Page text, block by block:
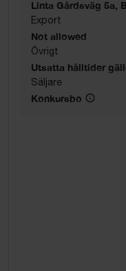
Linta Gårdsväg 5a,
Export
Not allowed
Övrigt
Utsatta hålltider
Säljare
Konkursbo